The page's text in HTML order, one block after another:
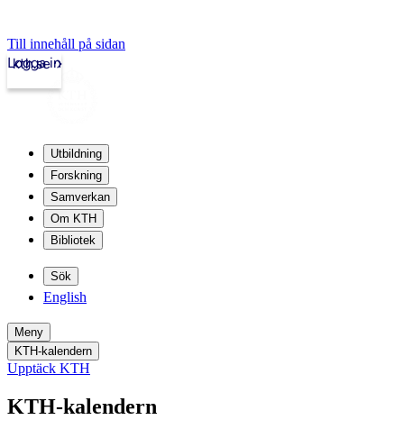
Till innehåll på sidan
kth.se
Logga in
Utbildning
Forskning
Samverkan
Om KTH
Bibliotek
Sök
English
Meny
KTH-kalendern
Upptäck KTH
KTH-kalendern